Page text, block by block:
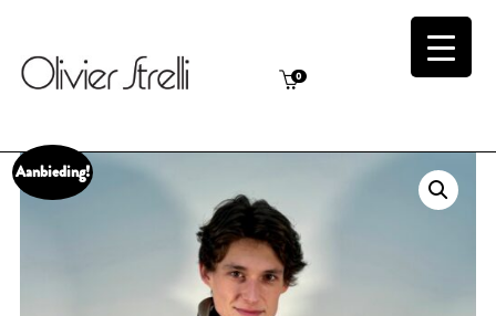
0
Aanbieding!